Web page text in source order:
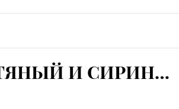
И СИРИН…